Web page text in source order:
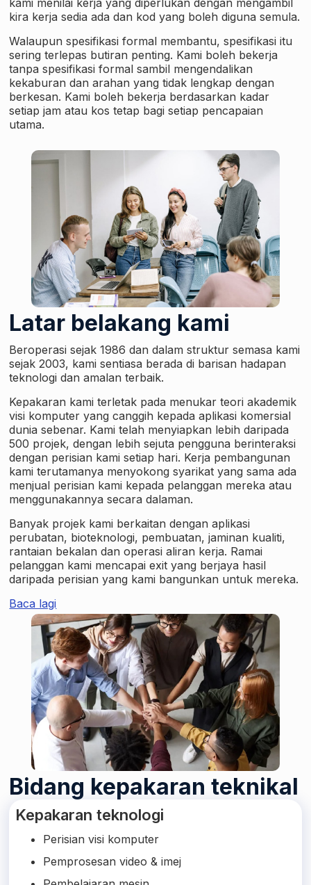
kira kerja sedia ada dan kod yang boleh diguna semula.
Walaupun spesifikasi formal membantu, spesifikasi itu
sering terlepas butiran penting. Kami boleh bekerja
tanpa spesifikasi formal sambil mengendalikan
kekaburan dan arahan yang tidak lengkap dengan
berkesan. Kami boleh bekerja berdasarkan kadar
setiap jam atau kos tetap bagi setiap pencapaian
utama.
Latar belakang kami
Beroperasi sejak 1986 dan dalam struktur semasa kami
sejak 2003, kami sentiasa berada di barisan hadapan
teknologi dan amalan terbaik.
Kepakaran kami terletak pada menukar teori akademik
visi komputer yang canggih kepada aplikasi komersial
dunia sebenar. Kami telah menyiapkan lebih daripada
500 projek, dengan lebih sejuta pengguna berinteraksi
dengan perisian kami setiap hari. Kerja pembangunan
kami terutamanya menyokong syarikat yang sama ada
menjual perisian kami kepada pelanggan mereka atau
menggunakannya secara dalaman.
Banyak projek kami berkaitan dengan aplikasi
perubatan, bioteknologi, pembuatan, jaminan kualiti,
rantaian bekalan dan operasi aliran kerja. Ramai
pelanggan kami mencapai exit yang berjaya hasil
daripada perisian yang kami bangunkan untuk mereka.
Baca lagi
Bidang kepakaran teknikal
Kepakaran teknologi
Perisian visi komputer
Pemprosesan video & imej